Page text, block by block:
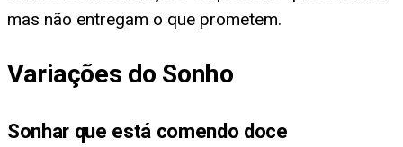
mas não entregam o que prometem.
Variações do Sonho
Sonhar que está comendo doce